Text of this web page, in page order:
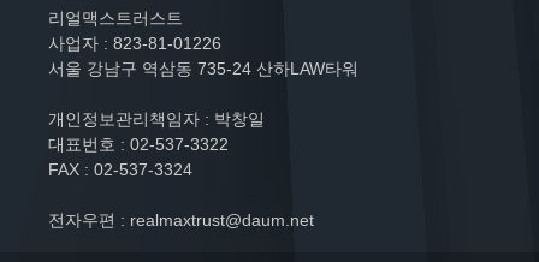
리얼맥스트러스트
사업자 : 823-81-01226
서울 강남구 역삼동 735-24 산하LAW타워
개인정보관리책임자 : 박창일
대표번호 : 02-537-3322
FAX : 02-537-3324
전자우편 : realmaxtrust@daum.net